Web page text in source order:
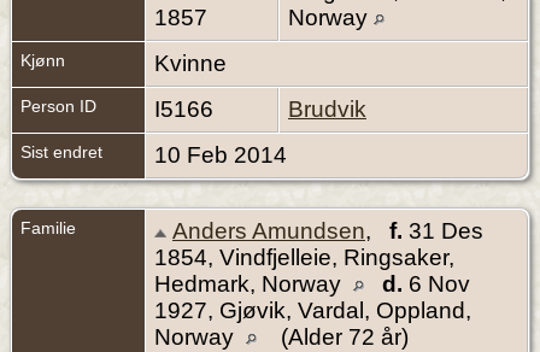
1857
Norway
Kjønn Kvinne
Person ID I5166 Brudvik
Sist endret 10 Feb 2014
Familie Anders Amundsen, f. 31 Des
1854, Vindfjelleie, Ringsaker,
Hedmark, Norway
d. 6 Nov
1927, Gjøvik, Vardal, Oppland,
Norway
(Alder 72 år)